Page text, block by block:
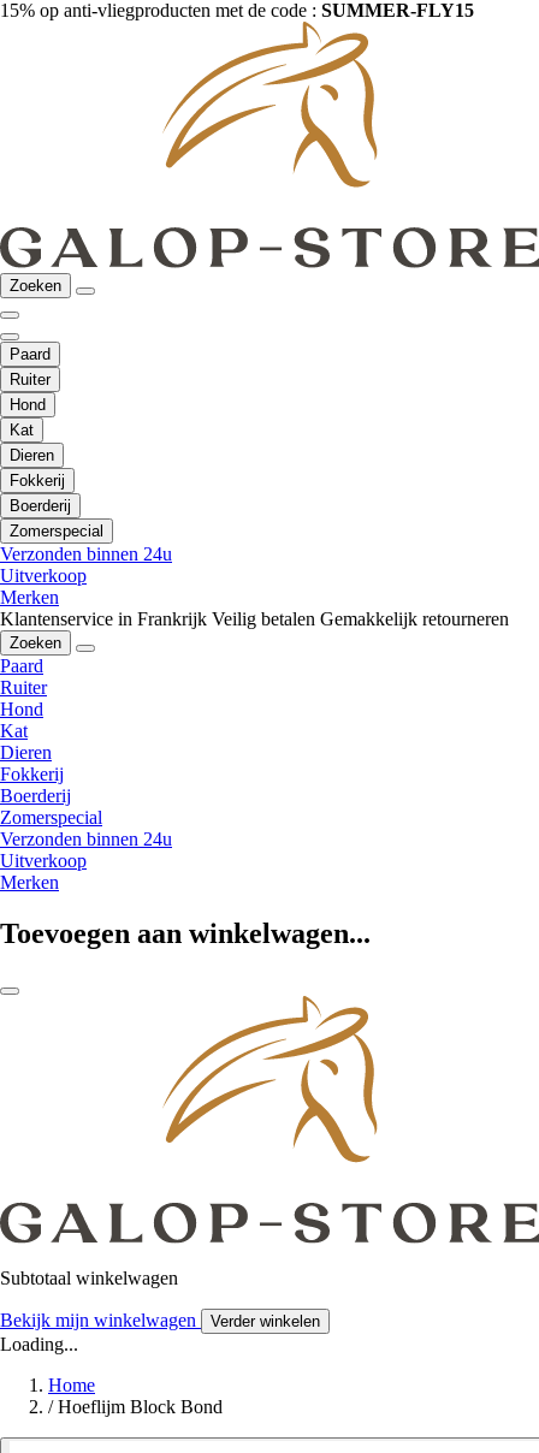
15% op anti-vliegproducten met de code : SUMMER-FLY15
Zoeken
Paard
Ruiter
Hond
Kat
Dieren
Fokkerij
Boerderij
Zomerspecial
Verzonden binnen 24u
Uitverkoop
Merken
Klantenservice in Frankrijk Veilig betalen Gemakkelijk retourneren
Zoeken
Paard
Ruiter
Hond
Kat
Dieren
Fokkerij
Boerderij
Zomerspecial
Verzonden binnen 24u
Uitverkoop
Merken
Toevoegen aan winkelwagen...
Subtotaal winkelwagen
Bekijk mijn winkelwagen Verder winkelen
Loading...
Home
/ Hoeflijm Block Bond